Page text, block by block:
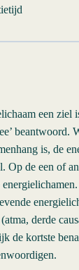
een ziel
beantwoord.
is, de
Op de een of
derde
de kortste